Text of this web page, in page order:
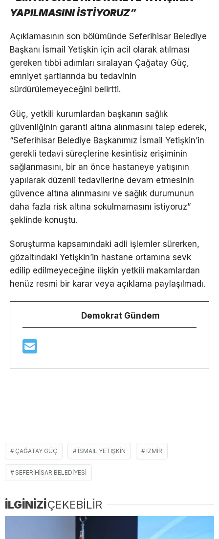
YAPILMASINI İSTİYORUZ”
Açıklamasının son bölümünde Seferihisar Belediye
Başkanı İsmail Yetişkin için acil olarak atılması
gereken tıbbi adımları sıralayan Çağatay Güç,
emniyet şartlarında bu tedavinin
sürdürülemeyeceğini belirtti.
Güç, yetkili kurumlardan başkanın sağlık
güvenliğinin garanti altına alınmasını talep ederek,
“Seferihisar Belediye Başkanımız İsmail Yetişkin’in
gerekli tedavi süreçlerine kesintisiz erişiminin
sağlanmasını, bir an önce hastaneye yatışının
yapılarak düzenli tedavilerine devam etmesinin
güvence altına alınmasını ve sağlık durumunun
daha fazla risk altına sokulmamasını istiyoruz”
şeklinde konuştu.
Soruşturma kapsamındaki adli işlemler sürerken,
gözaltındaki Yetişkin’in hastane ortamına sevk
edilip edilmeyeceğine ilişkin yetkili makamlardan
henüz resmi bir karar veya açıklama paylaşılmadı.
Demokrat Gündem
ÇAĞATAY GÜÇ ISMAIL YETIŞKIN IZMIR
SEFERIHISAR BELEDIYESI
İLGİNİZİÇEKEBİLİR